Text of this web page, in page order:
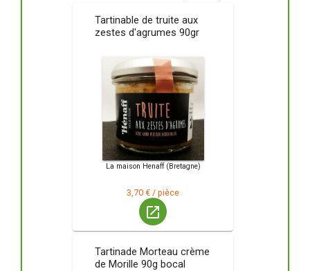
Tartinable de truite aux
zestes d'agrumes 90gr
La maison Henaff (Bretagne)
3,70 € / pièce
launch
Tartinade Morteau crème
de Morille 90g bocal